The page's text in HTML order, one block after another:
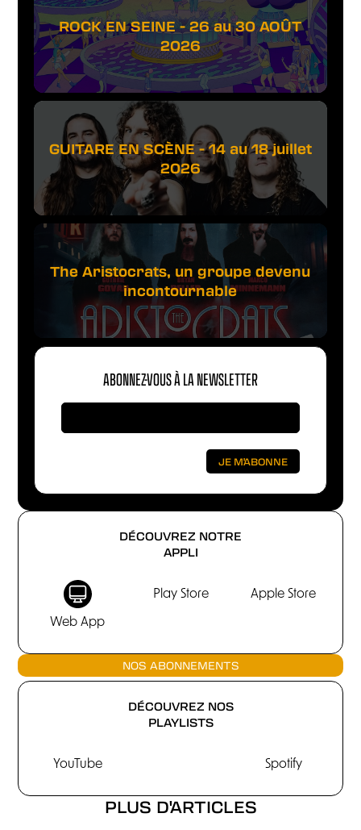
DÉCOUVREZ NOTRE
APPLI
Web App
Play Store Apple Store
NOS ABONNEMENTS
DÉCOUVREZ NOS
PLAYLISTS
YouTube Spotify
ROCK EN SEINE - 26 au 30 AOÛT
2026
GUITARE EN SCÈNE - 14 au 18 juillet
2026
The Aristocrats, un groupe devenu
incontournable
ABONNEZ-VOUS À LA NEWSLETTER
PLUS D'ARTICLES